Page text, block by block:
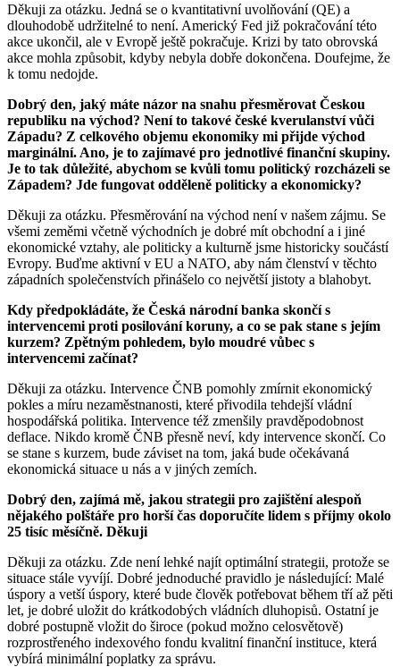
Děkuji za otázku. Jedná se o kvantitativní uvolňování (QE) a
dlouhodobě udržitelné to není. Americký Fed již pokračování této
akce ukončil, ale v Evropě ještě pokračuje. Krizi by tato obrovská
akce mohla způsobit, kdyby nebyla dobře dokončena. Doufejme, že
k tomu nedojde.
Dobrý den, jaký máte názor na snahu přesměrovat Českou
republiku na východ? Není to takové české kverulanství vůči
Západu? Z celkového objemu ekonomiky mi přijde východ
marginální. Ano, je to zajímavé pro jednotlivé finanční skupiny.
Je to tak důležité, abychom se kvůli tomu politický rozcházeli se
Západem? Jde fungovat odděleně politicky a ekonomicky?
Děkuji za otázku. Přesměrování na východ není v našem zájmu. Se
všemi zeměmi včetně východních je dobré mít obchodní a i jiné
ekonomické vztahy, ale politicky a kulturně jsme historicky součástí
Evropy. Buďme aktivní v EU a NATO, aby nám členství v těchto
západních společenstvích přinášelo co největší jistoty a blahobyt.
Kdy předpokládáte, že Česká národní banka skončí s
intervencemi proti posilování koruny, a co se pak stane s jejím
kurzem? Zpětným pohledem, bylo moudré vůbec s
intervencemi začínat?
Děkuji za otázku. Intervence ČNB pomohly zmírnit ekonomický
pokles a míru nezaměstnanosti, které přivodila tehdejší vládní
hospodářská politika. Intervence též zmenšily pravděpodobnost
deflace. Nikdo kromě ČNB přesně neví, kdy intervence skončí. Co
se stane s kurzem, bude záviset na tom, jaká bude očekávaná
ekonomická situace u nás a v jiných zemích.
Dobrý den, zajímá mě, jakou strategii pro zajištění alespoň
nějakého polštáře pro horší čas doporučíte lidem s příjmy okolo
25 tisíc měsíčně. Děkuji
Děkuji za otázku. Zde není lehké najít optimální strategii, protože se
situace stále vyvíjí. Dobré jednoduché pravidlo je následující: Malé
úspory a vetší úspory, které bude člověk potřebovat během tří až pěti
let, je dobré uložit do krátkodobých vládních dluhopisů. Ostatní je
dobré postupně vložit do široce (pokud možno celosvětově)
rozprostřeného indexového fondu kvalitní finanční instituce, která
vybírá minimální poplatky za správu.